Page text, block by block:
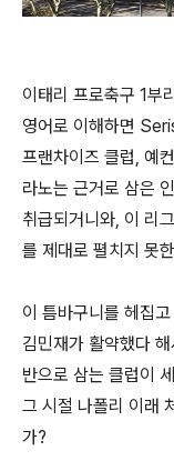
이태리 프로축구 1부
영어로 이해하면
프랜차이즈 클럽, 예
라노는 근거로 삼은
취급되거니와, 이 리
를 제대로 펼치지 못
이 틈바구니를 헤집
김민재가 활약했다
반으로 삼는 클럽이
그 시절 나폴리 이래
가?